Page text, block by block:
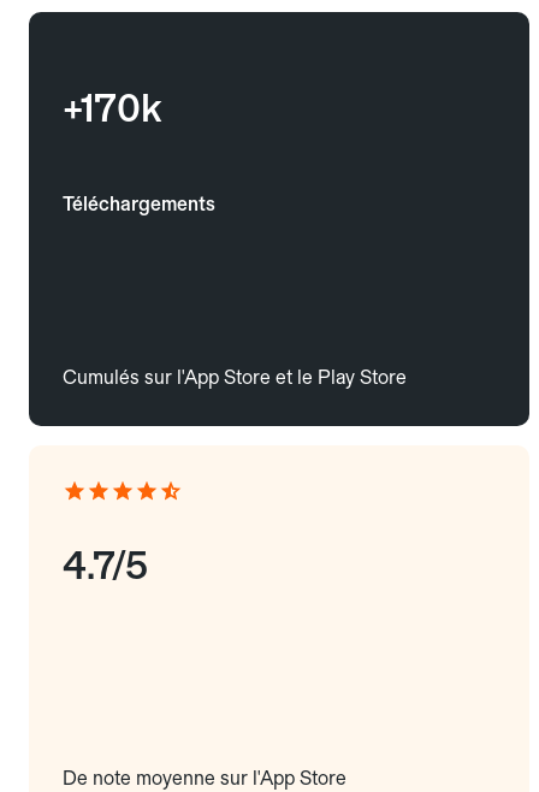
+170k
Téléchargements
Cumulés sur l'App Store et le Play Store
4.7/5
De note moyenne sur l'App Store